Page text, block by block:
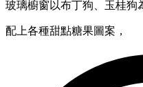
玻璃櫥窗以布丁狗、玉桂狗
配上各種甜點糖果圖案，